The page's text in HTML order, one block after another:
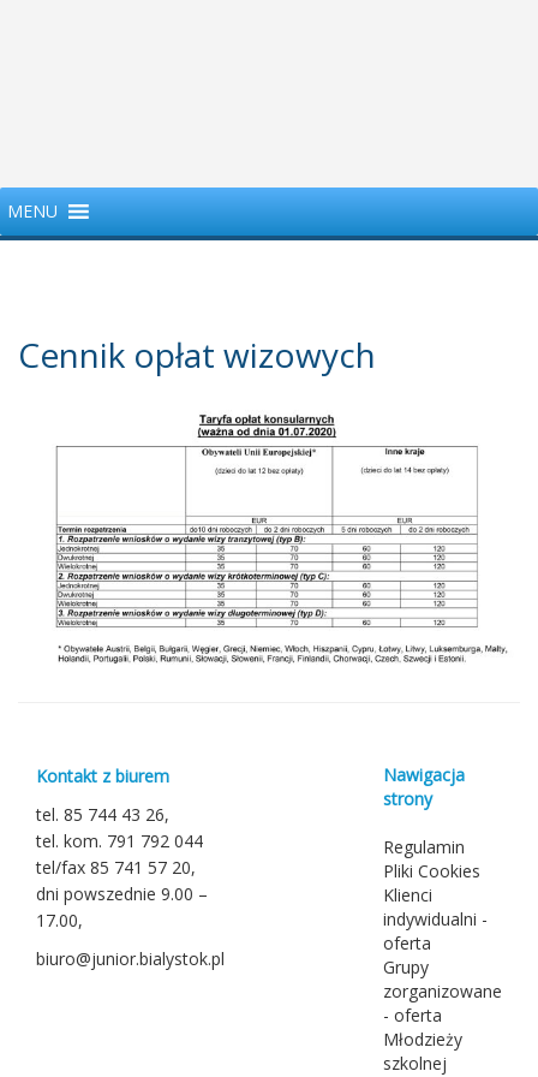
MENU
Cennik opłat wizowych
Kontakt z biurem
tel. 85 744 43 26,
tel. kom. 791 792 044
tel/fax 85 741 57 20,
dni powszednie 9.00 –
17.00,
biuro@junior.bialystok.pl
Nawigacja
strony
Regulamin
Pliki Cookies
Klienci
indywidualni -
oferta
Grupy
zorganizowane
- oferta
Młodzieży
szkolnej